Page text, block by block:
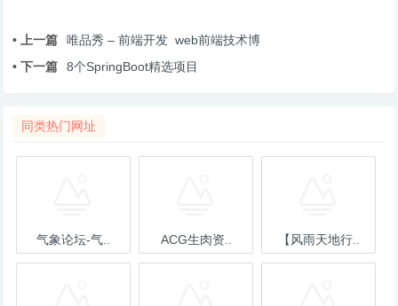
• 上一篇
唯品秀 – 前端开发 web前端技术博
• 下一篇
8个SpringBoot精选项目
同类热门网址
气象论坛-气.. ACG生肉资.. 【风雨天地行..